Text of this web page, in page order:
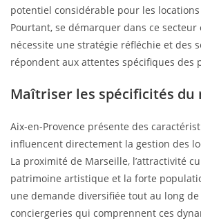
potentiel considérable pour les
Pourtant, se démarquer dans ce
nécessite une stratégie réfléchie et des
répondent aux attentes spécifiques des
Maîtriser les spécificités du
Aix-en-Provence présente des
influencent directement la gestion des
La proximité de Marseille, l’attractivité
patrimoine artistique et la forte
une demande diversifiée tout au long de
conciergeries qui comprennent ces